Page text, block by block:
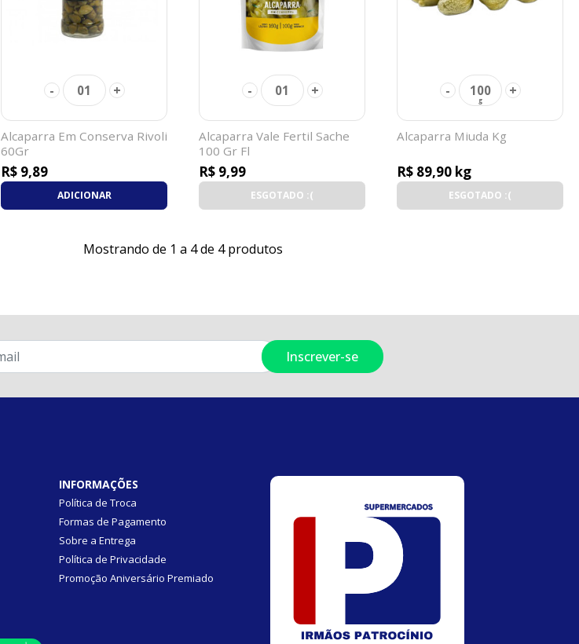
- 01 +
Alcaparra Em Conserva Rivoli
60Gr
R$ 9,89
ADICIONAR
- 01 +
Alcaparra Vale Fertil Sache
100 Gr Fl
R$ 9,99
ESGOTADO :(
- 100 +
Alcaparra Miuda Kg
R$ 89,90 kg
ESGOTADO :(
Mostrando de 1 a 4 de 4 produtos
INFORMAÇÕES
Política de Troca
Formas de Pagamento
Sobre a Entrega
Política de Privacidade
Promoção Aniversário Premiado